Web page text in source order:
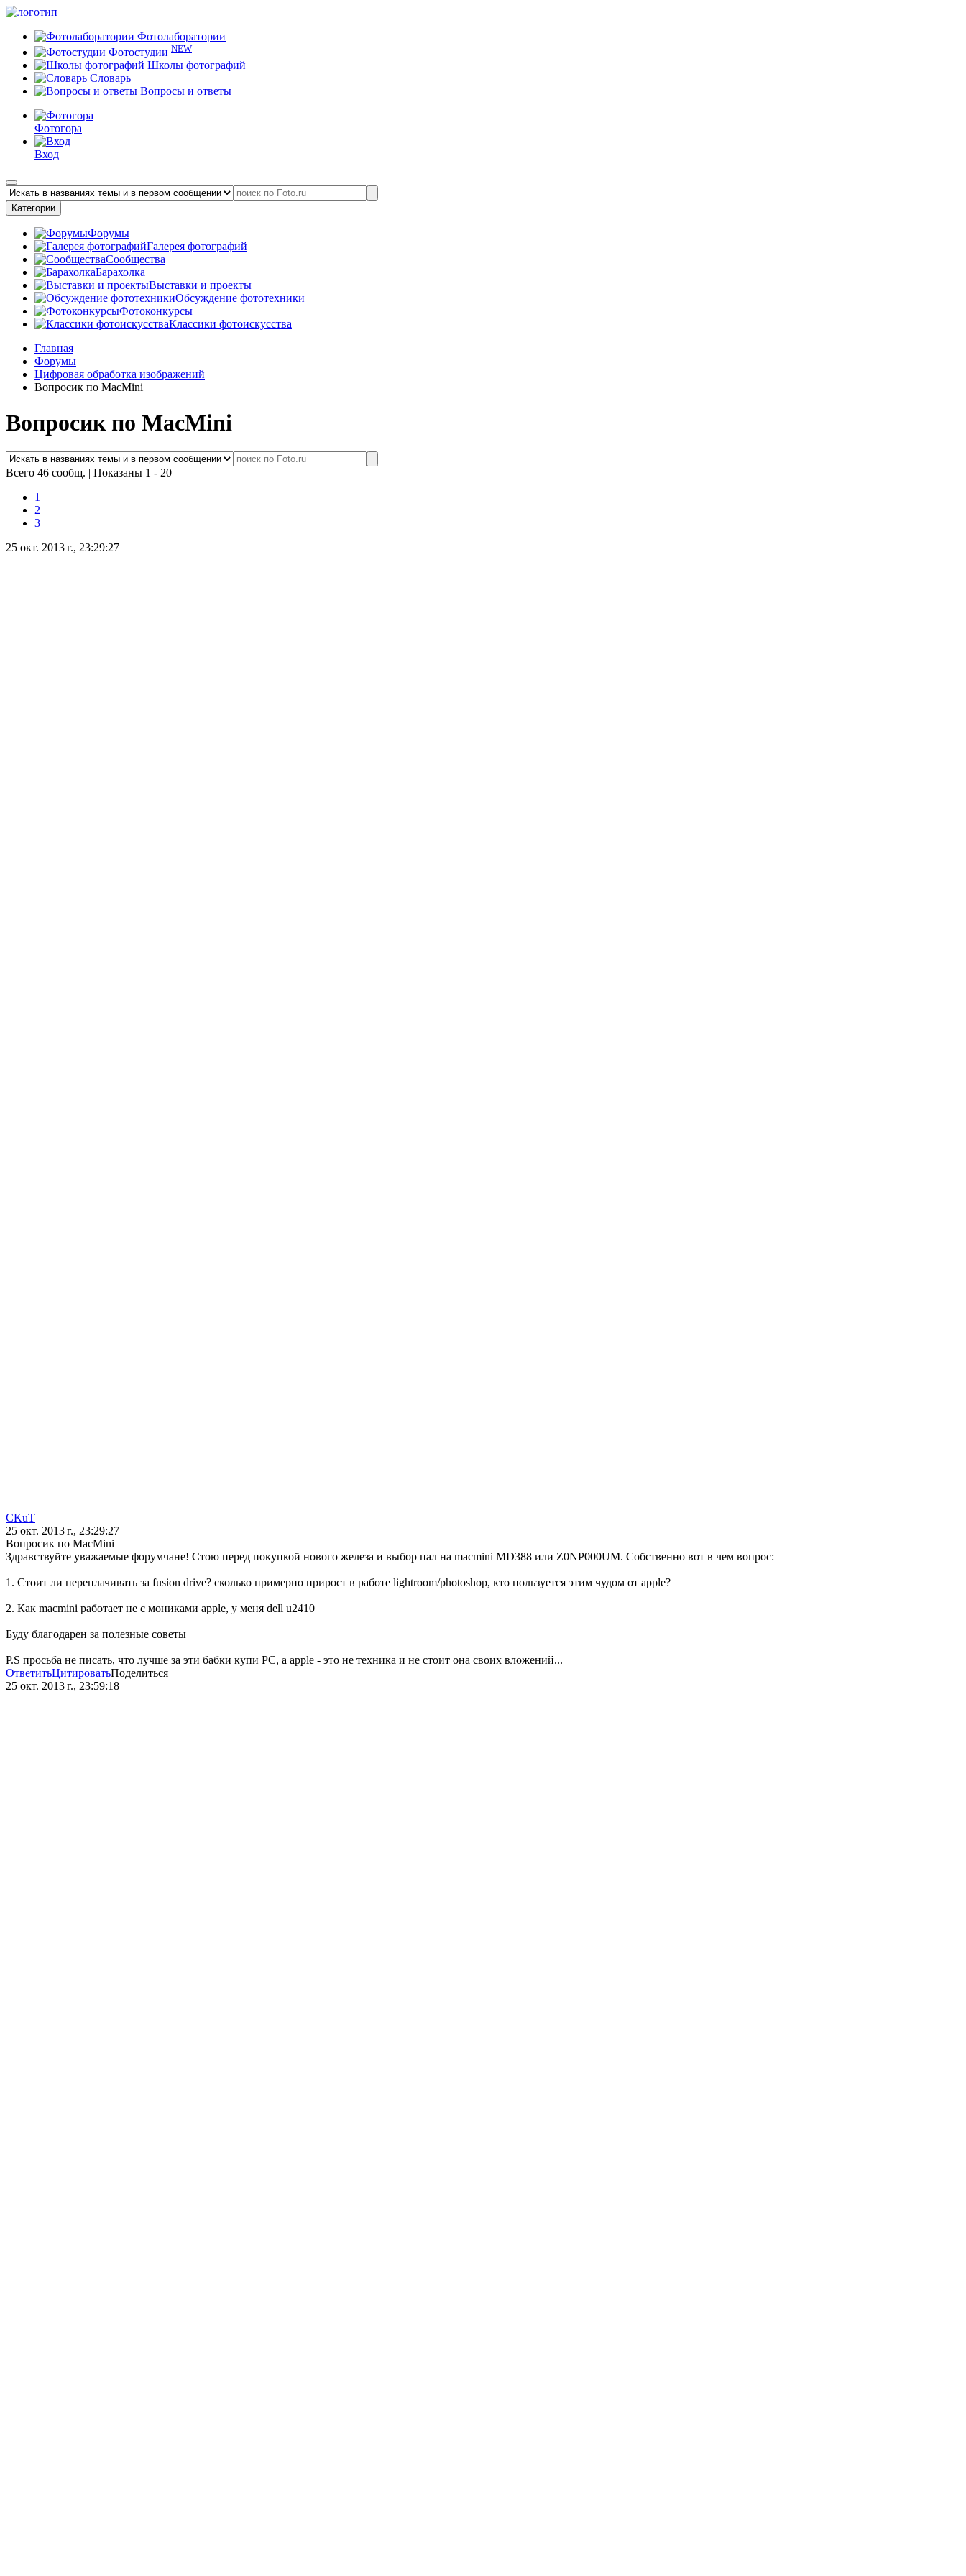
Фотолаборатории
Фотостудии NEW
Школы фотографий
Словарь
Вопросы и ответы
Фотогора
Вход
Категории
Форумы
Галерея фотографий
Сообщества
Барахолка
Выставки и проекты
Обсуждение фототехники
Фотоконкурсы
Классики фотоискусства
Главная
Форумы
Цифровая обработка изображений
Вопросик по MacMini
Вопросик по MacMini
Всего 46 сообщ. | Показаны 1 - 20
1
2
3
25 окт. 2013 г., 23:29:27
CKuT
25 окт. 2013 г., 23:29:27
Вопросик по MacMini
Здравствуйте уважаемые форумчане! Стою перед покупкой нового железа и выбор пал на macmini MD388 или Z0NP000UM. Собственно вот в чем вопрос:
1. Стоит ли переплачивать за fusion drive? сколько примерно прирост в работе lightroom/photoshop, кто пользуется этим чудом от apple?
2. Как macmini работает не с мониками apple, у меня dell u2410
Буду благодарен за полезные советы
P.S просьба не писать, что лучше за эти бабки купи PC, а apple - это не техника и не стоит она своих вложений...
ОтветитьЦитироватьПоделиться
25 окт. 2013 г., 23:59:18